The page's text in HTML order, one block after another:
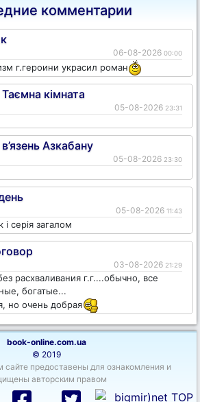
комментарии
06-08-2026 00:00
г.героини украсил роман
Таємна кімната
05-08-2026 23:31
Азкабану
05-08-2026 23:30
05-08-2026 11:43
і серія загалом
03-08-2026 21:29
расхваливания г.г....обычно, все
богатые...
но очень добрая
book-online.com.ua
© 2019
сайте предоставены для ознакомления и
авторским правом